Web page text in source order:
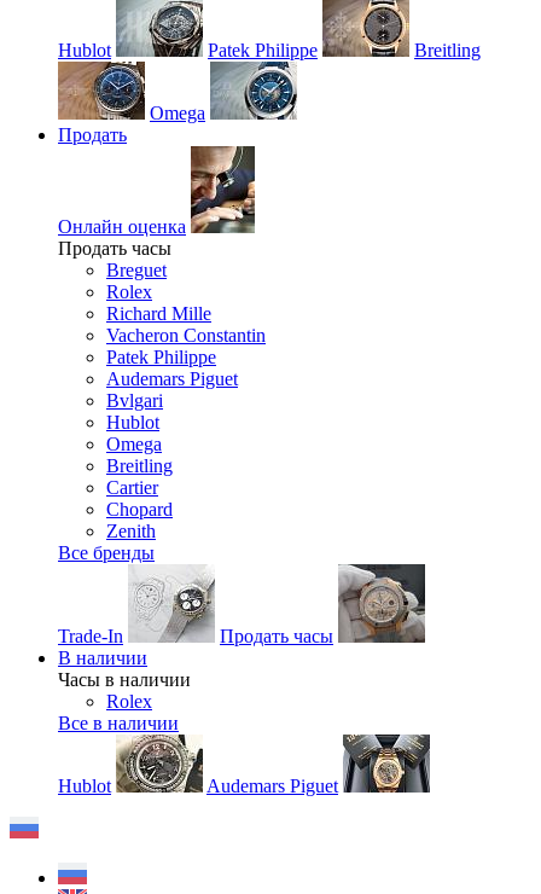
Hublot Patek Philippe Breitling
Omega
Продать
Онлайн оценка
Продать часы
Breguet
Rolex
Richard Mille
Vacheron Constantin
Patek Philippe
Audemars Piguet
Bvlgari
Hublot
Omega
Breitling
Cartier
Chopard
Zenith
Все бренды
Trade-In
Продать часы
В наличии
Часы в наличии
Rolex
Все в наличии
Hublot Audemars Piguet